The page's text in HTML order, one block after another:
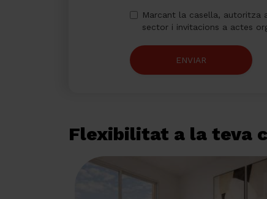
Marcant la casella, autoritza
sector i invitacions a actes
ENVIAR
Flexibilitat a la teva